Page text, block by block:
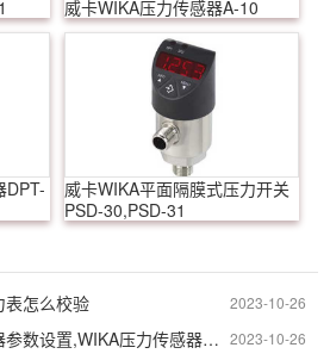
威卡WIKA压力传感器A-10
DPT-
威卡WIKA平面隔膜式压力开关
PSD-30,PSD-31
2023-10-26
表怎么校验
2023-10-26
德国威卡WIKA压力传感器参数设置,WIKA压力传感器参数怎么调